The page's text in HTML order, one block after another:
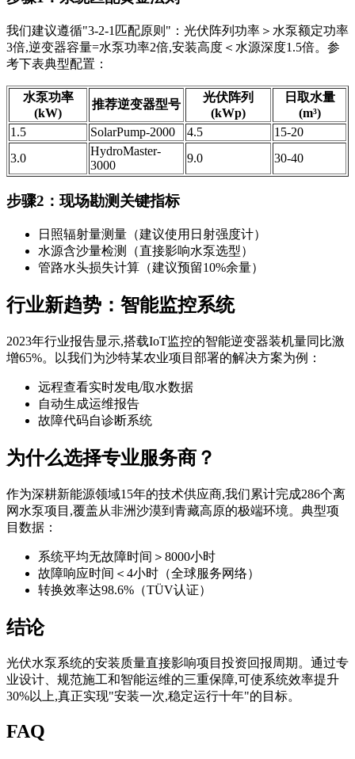
我们建议遵循"3-2-1匹配原则"：光伏阵列功率＞水泵额定功率
3倍,逆变器容量=水泵功率2倍,安装高度＜水源深度1.5倍。参
考下表典型配置：
水泵功率
(kW)
推荐逆变器型号
光伏阵列
(kWp)
日取水量
(m³)
1.5
SolarPump-2000 4.5
15-20
3.0
HydroMaster-
3000
9.0 30-40
步骤2：现场勘测关键指标
日照辐射量测量（建议使用日射强度计）
水源含沙量检测（直接影响水泵选型）
管路水头损失计算（建议预留10%余量）
行业新趋势：智能监控系统
2023年行业报告显示,搭载IoT监控的智能逆变器装机量同比激
增65%。以我们为沙特某农业项目部署的解决方案为例：
远程查看实时发电/取水数据
自动生成运维报告
故障代码自诊断系统
为什么选择专业服务商？
作为深耕新能源领域15年的技术供应商,我们累计完成286个离
网水泵项目,覆盖从非洲沙漠到青藏高原的极端环境。典型项
目数据：
系统平均无故障时间＞8000小时
故障响应时间＜4小时（全球服务网络）
转换效率达98.6%（TÜV认证）
结论
光伏水泵系统的安装质量直接影响项目投资回报周期。通过专
业设计、规范施工和智能运维的三重保障,可使系统效率提升
30%以上,真正实现"安装一次,稳定运行十年"的目标。
FAQ